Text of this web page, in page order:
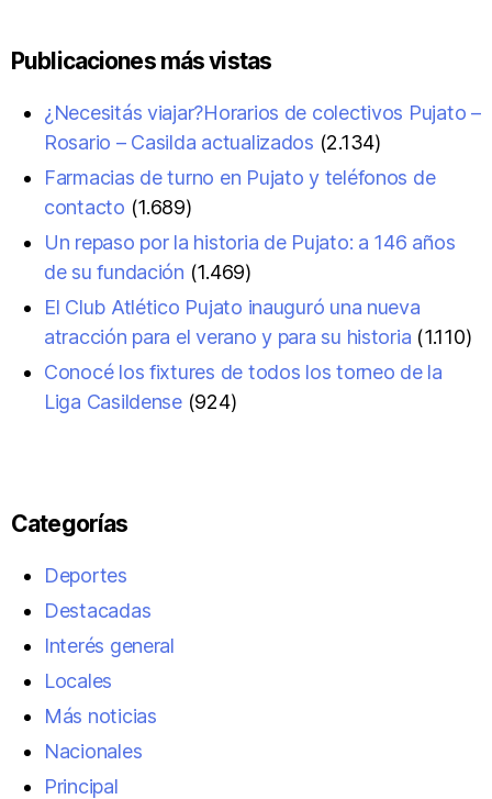
Publicaciones más vistas
¿Necesitás viajar?Horarios de colectivos Pujato –
Rosario – Casilda actualizados (2.134)
Farmacias de turno en Pujato y teléfonos de
contacto (1.689)
Un repaso por la historia de Pujato: a 146 años
de su fundación (1.469)
El Club Atlético Pujato inauguró una nueva
atracción para el verano y para su historia (1.110)
Conocé los fixtures de todos los torneo de la
Liga Casildense (924)
Categorías
Deportes
Destacadas
Interés general
Locales
Más noticias
Nacionales
Principal